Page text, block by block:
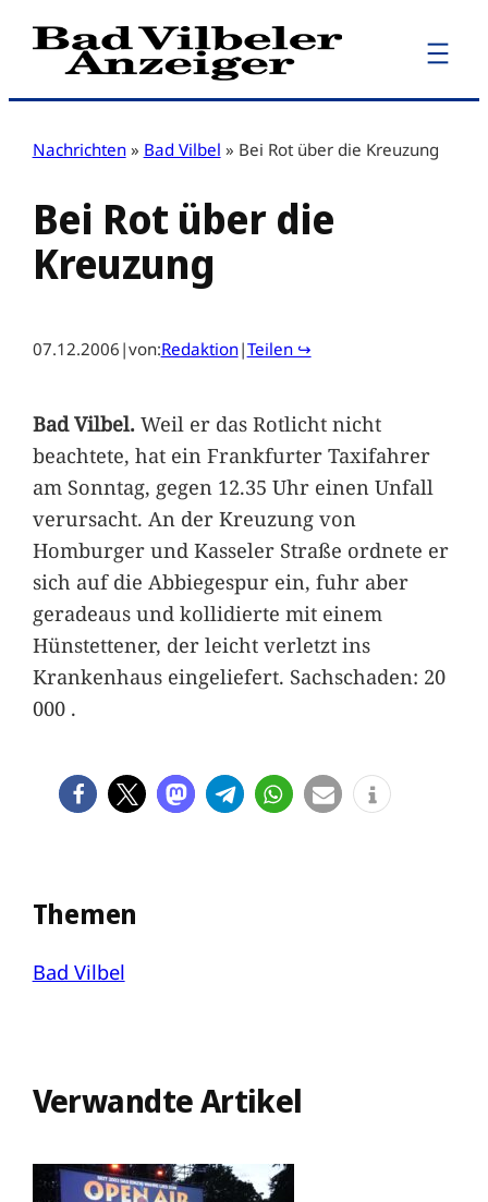
Zum
Inhalt
Nachrichten » Bad Vilbel » Bei Rot über die Kreuzung
Bei Rot über die
Kreuzung
07.12.2006 |von:Redaktion|Teilen ↪
Bad Vilbel.Weil er das Rotlicht nicht
beachtete, hat ein Frankfurter Taxifahrer
am Sonntag, gegen 12.35 Uhr einen Unfall
verursacht. An der Kreuzung von
Homburger und Kasseler Straße ordnete er
sich auf die Abbiegespur ein, fuhr aber
geradeaus und kollidierte mit einem
Hünstettener, der leicht verletzt ins
Krankenhaus eingeliefert. Sachschaden: 20
000 .
Themen
Bad Vilbel
Verwandte Artikel